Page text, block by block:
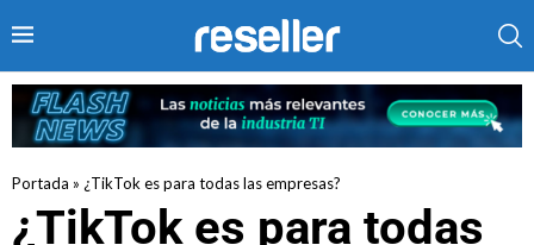
Portada » ¿TikTok es para todas las empresas?
¿TikTok es para todas